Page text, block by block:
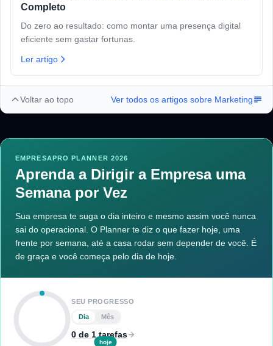
Completo
Do zero ao resultado: como montar uma presença digital
eficiente sem gastar fortunas.
Ler artigo
Voltar ao topo Ver todos os artigos sobre Marketing
EMPRESAPRO PLANNER 2026
Aprenda a Dirigir a Empresa uma
Semana por Vez
Sua empresa te suga o dia inteiro e mesmo assim você nunca
sai do operacional. O Planner te diz o que fazer hoje, uma
frente por semana, até a casa rodar sem depender de você. É
de graça e você começa pelo dia de hoje.
SEU PROGRESSO
Dia Mês
0 de 1 tarefas
hoje